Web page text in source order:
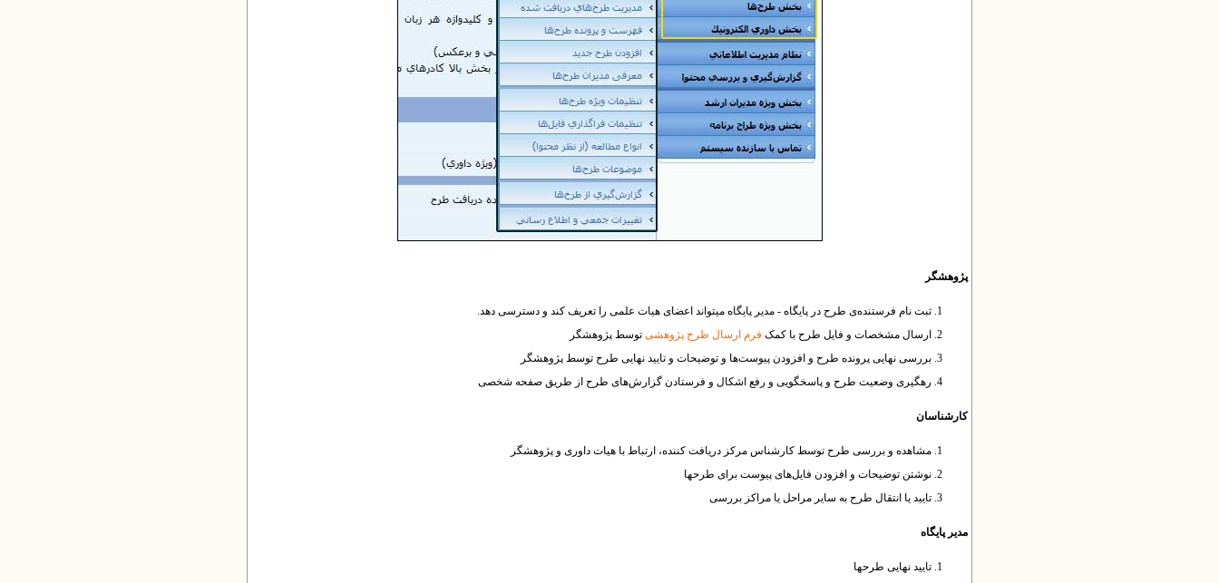
پژوهشگر
ثبت نام فرستنده‌ی طرح در پایگاه - مدیر پایگاه می​تواند اعضای هیات علمی را تعریف کند و دسترسی دهد.
ارسال مشخصات و فایل طرح با کمک فرم ارسال طرح پژوهشی توسط پژوهشگر
بررسی نهایی پرونده طرح و افزودن پیوست‌ها و توضیحات و تایید نهایی طرح توسط پژوهشگر
رهگیری وضعیت طرح و پاسخگویی و رفع اشکال و فرستادن گزارش‌های طرح از طریق صفحه شخصی
کارشناسان
مشاهده و بررسی طرح توسط کارشناس مرکز دریافت کننده، ارتباط با هیات داوری و پژوهشگر
نوشتن توضیحات و افزودن فایل‌های پیوست برای طرح​ها
تایید یا انتقال طرح به سایر مراحل یا مراکز بررسی
مدیر پایگاه
تایید نهایی طرح​ها